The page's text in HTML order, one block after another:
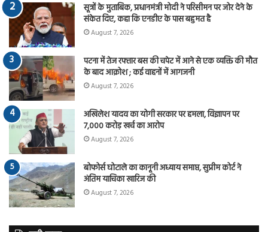
सूत्रों के मुताबिक, प्रधानमंत्री मोदी ने परिसीमन पर जोर देने के
संकेत दिए, कहा कि एनडीए के पास बहुमत है
August 7, 2026
पटना में तेज रफ्तार बस की चपेट में आने से एक व्यक्ति की मौत
के बाद आक्रोश ; कई वाहनों में आगजनी
August 7, 2026
अखिलेश यादव का योगी सरकार पर हमला, विज्ञापन पर
7,000 करोड़ खर्च का आरोप
August 7, 2026
बोफोर्स घोटाले का कानूनी अध्याय समाप्त, सुप्रीम कोर्ट ने
अंतिम याचिका खारिज की
August 7, 2026